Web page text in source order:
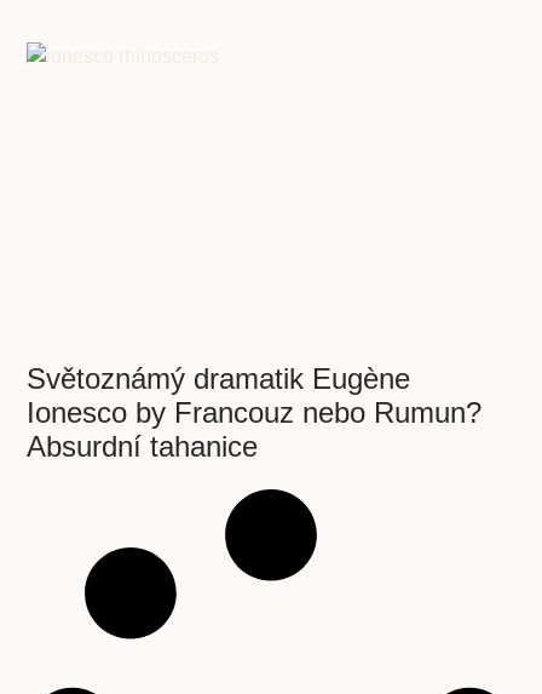
Světoznámý dramatik Eugène
Ionesco by Francouz nebo Rumun?
Absurdní tahanice